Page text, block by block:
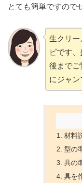
とても簡単ですので
生クリー
ピです
後までご
にジャン
材料
型の
具の
具を